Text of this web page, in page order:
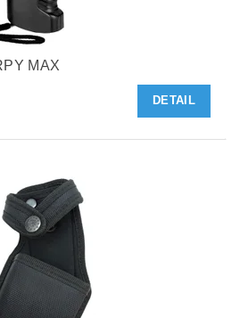
MAX
DETAIL